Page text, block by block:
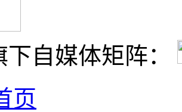
下自媒体矩阵：
页